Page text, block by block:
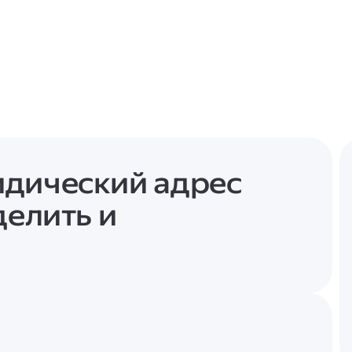
адрес
и